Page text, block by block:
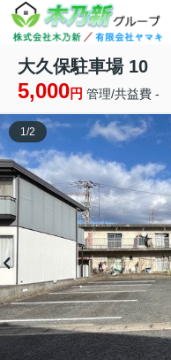
大久保駐車場 10
5,000円 管理/共益費 -
1/2